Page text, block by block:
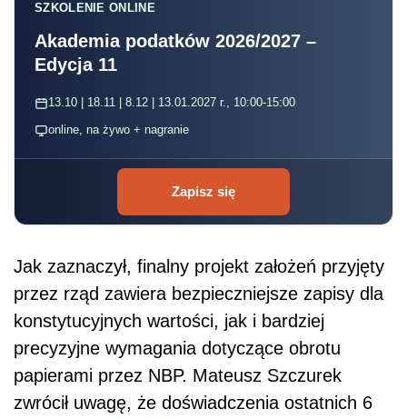
SZKOLENIE ONLINE
Akademia podatków 2026/2027 –
Edycja 11
13.10 | 18.11 | 8.12 | 13.01.2027 r., 10:00-15:00
online, na żywo + nagranie
Zapisz się
Jak zaznaczył, finalny projekt założeń przyjęty
przez rząd zawiera bezpieczniejsze zapisy dla
konstytucyjnych wartości, jak i bardziej
precyzyjne wymagania dotyczące obrotu
papierami przez NBP. Mateusz Szczurek
zwrócił uwagę, że doświadczenia ostatnich 6